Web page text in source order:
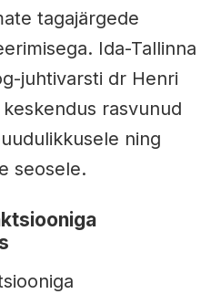
tagajärgede
Ida-Tallinna
juhtivarsti dr Henri
rasvunud
ning
seosele.